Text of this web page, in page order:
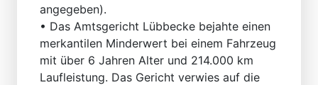
angegeben).
• Das Amtsgericht Lübbecke bejahte einen
merkantilen Minderwert bei einem Fahrzeug
mit über 6 Jahren Alter und 214.000 km
Laufleistung. Das Gericht verwies auf die